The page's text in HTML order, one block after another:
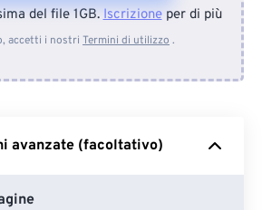
Dal dispositivo
Da Google Drive
del file 1GB.Iscrizioneper di più
accetti i nostri Termini di utilizzo .
avanzate (facoltativo)